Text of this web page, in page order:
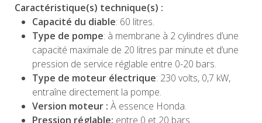
Caractéristique(s) technique(s) :
Capacité du diable: 60 litres.
Type de pompe: à membrane à 2 cylindres d’une
capacité maximale de 20 litres par minute et d’une
pression de service réglable entre 0-20 bars.
Type de moteur électrique: 230 volts, 0,7 kW,
entraîne directement la pompe.
Version moteur : À essence Honda.
Pression réglable: entre 0 et 20 bars.